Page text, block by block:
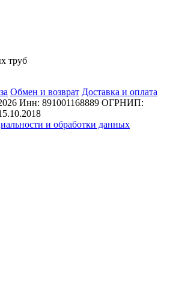
труб
Обмен и возврат Доставка и оплата
Инн: 891001168889 ОГРНИП:
и обработки данных